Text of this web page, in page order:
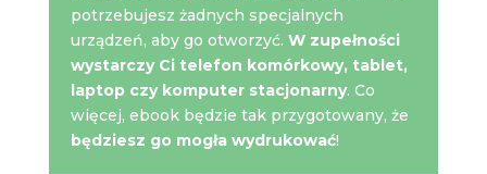
potrzebujesz żadnych specjalnych
urządzeń, aby go otworzyć. W zupełności
wystarczy Ci telefon komórkowy, tablet,
laptop czy komputer stacjonarny. Co
więcej, ebook będzie tak przygotowany, że
będziesz go mogła wydrukować!